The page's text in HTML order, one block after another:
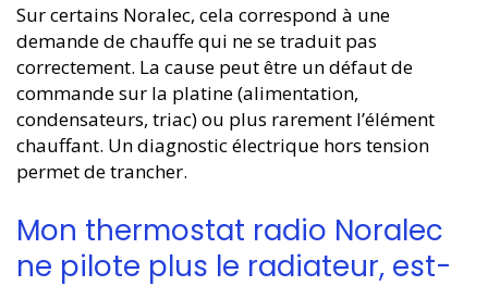
Sur certains Noralec, cela correspond à une
demande de chauffe qui ne se traduit pas
correctement. La cause peut être un défaut de
commande sur la platine (alimentation,
condensateurs, triac) ou plus rarement l’élément
chauffant. Un diagnostic électrique hors tension
permet de trancher.
Mon thermostat radio Noralec
ne pilote plus le radiateur, est-